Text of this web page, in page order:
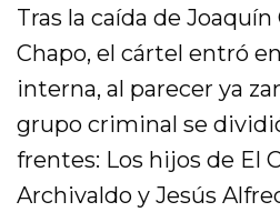
Tras la caída de
Chapo, el cártel entró
interna, al parecer ya
grupo criminal se
frentes: Los hijos de El
Archivaldo y Jesús